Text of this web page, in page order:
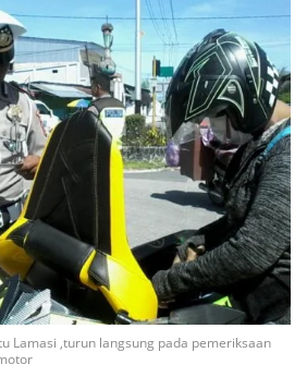
Lamasi ,turun langsung pada pemeriksaan